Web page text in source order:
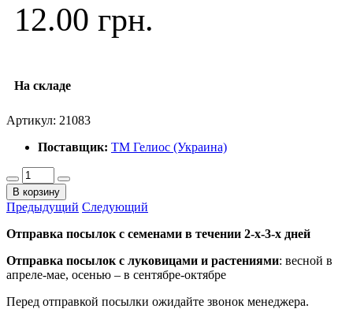
12.00 грн.
На складе
Артикул: 21083
Поставщик: ТМ Гелиос (Украина)
В корзину
Предыдущий Следующий
Отправка посылок с семенами в течении 2-х-3-х дней
Отправка посылок с луковицами и растениями: весной в
апреле-мае, осенью – в сентябре-октябре
Перед отправкой посылки ожидайте звонок менеджера.